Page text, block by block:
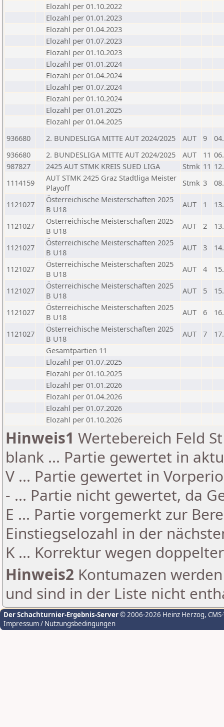
Elozahl per 01.10.2022
Elozahl per 01.01.2023
Elozahl per 01.04.2023
Elozahl per 01.07.2023
Elozahl per 01.10.2023
Elozahl per 01.01.2024
Elozahl per 01.04.2024
Elozahl per 01.07.2024
Elozahl per 01.10.2024
Elozahl per 01.01.2025
Elozahl per 01.04.2025
936680
2. BUNDESLIGA MITTE AUT 2024/2025 AUT 9
936680
2. BUNDESLIGA MITTE AUT 2024/2025 AUT 11
987827
2425 AUT STMK KREIS SUED LIGA Stmk 11
1114159
AUT STMK 2425 Graz Stadtliga Meister
Playoff
Stmk 3
1121027
Österreichische Meisterschaften 2025
B U18
AUT 1
1121027
Österreichische Meisterschaften 2025
B U18
AUT 2
1121027
Österreichische Meisterschaften 2025
B U18
AUT 3
1121027
Österreichische Meisterschaften 2025
B U18
AUT 4
1121027
Österreichische Meisterschaften 2025
B U18
AUT 5
1121027
Österreichische Meisterschaften 2025
B U18
AUT 6
1121027
Österreichische Meisterschaften 2025
B U18
AUT 7
Gesamtpartien 11
Elozahl per 01.07.2025
Elozahl per 01.10.2025
Elozahl per 01.01.2026
Elozahl per 01.04.2026
Elozahl per 01.07.2026
Elozahl per 01.10.2026
Hinweis1 Wertebereich Feld
blank ... Partie gewertet in
V ... Partie gewertet in
- ... Partie nicht gewertet, da
E ... Partie vorgemerkt zur
Einstiegselozahl in der
K ... Korrektur wegen
Hinweis2 Kontumazen
und sind in der Liste nicht
Der Schachturnier-Ergebnis-Server© 2006-2026 Heinz Herzog,
Impressum / Nutzungsbedingungen